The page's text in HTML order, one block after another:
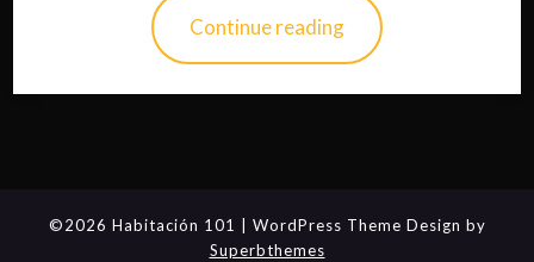
Continue reading
©2026 Habitación 101
| WordPress Theme Design by
Superbthemes